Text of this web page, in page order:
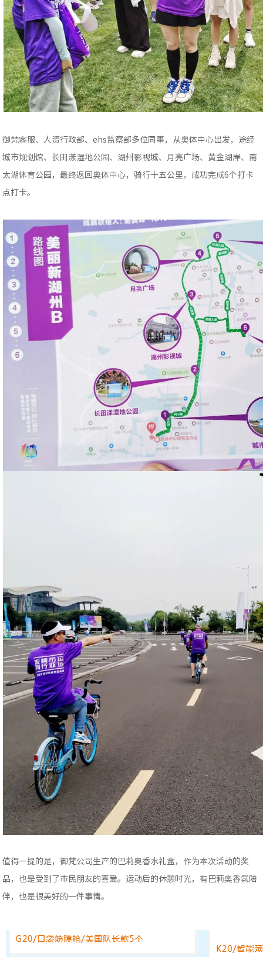
御梵客服、人资行政部、ehs监察部多位同事，从奥体中心出发，途经
城市规划馆、长田漾湿地公园、湖州影视城、月亮广场、黄金湖岸、南
太湖体育公园，最终返回奥体中心，骑行十五公里，成功完成6个打卡
点打卡。
值得一提的是，御梵公司生产的巴莉奥香水礼盒，作为本次活动的奖
品，也是受到了市民朋友的喜爱。运动后的休憩时光，有巴莉奥香氛陪
伴，也是很美好的一件事情。